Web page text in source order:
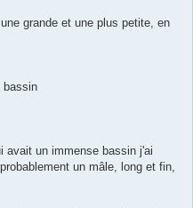
grande et une plus petite, en
bassin
avait un immense bassin j'ai
un mâle, long et fin,